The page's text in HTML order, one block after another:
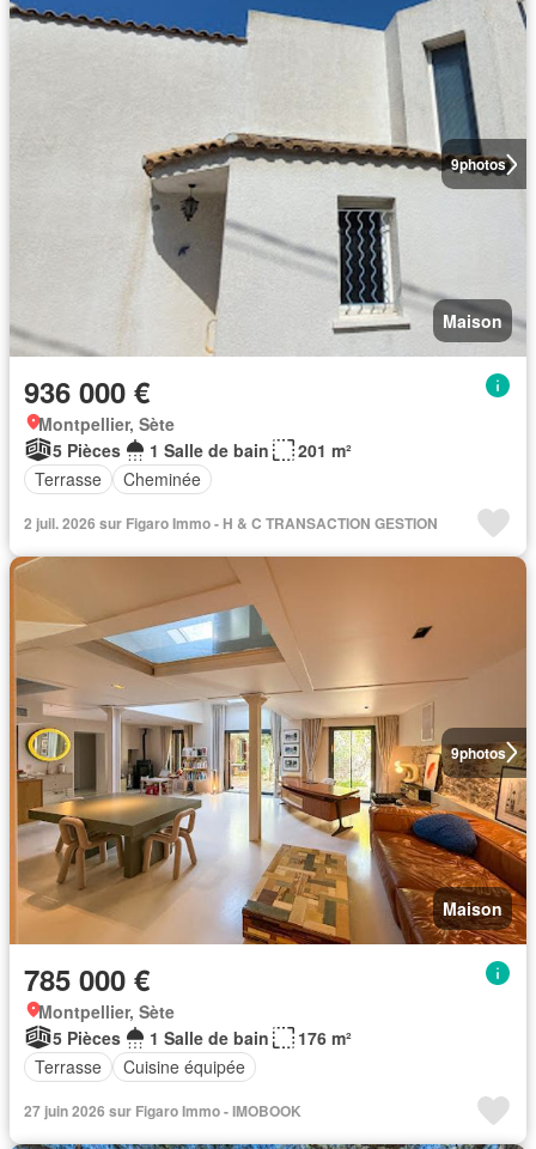
9photos
Maison
936 000 €
Montpellier, Sète
5 Pièces
1 Salle de bain
201 m²
Terrasse
Cheminée
2 juil. 2026 sur Figaro Immo - H & C TRANSACTION GESTION
9photos
Maison
785 000 €
Montpellier, Sète
5 Pièces
1 Salle de bain
176 m²
Terrasse
Cuisine équipée
27 juin 2026 sur Figaro Immo - IMOBOOK